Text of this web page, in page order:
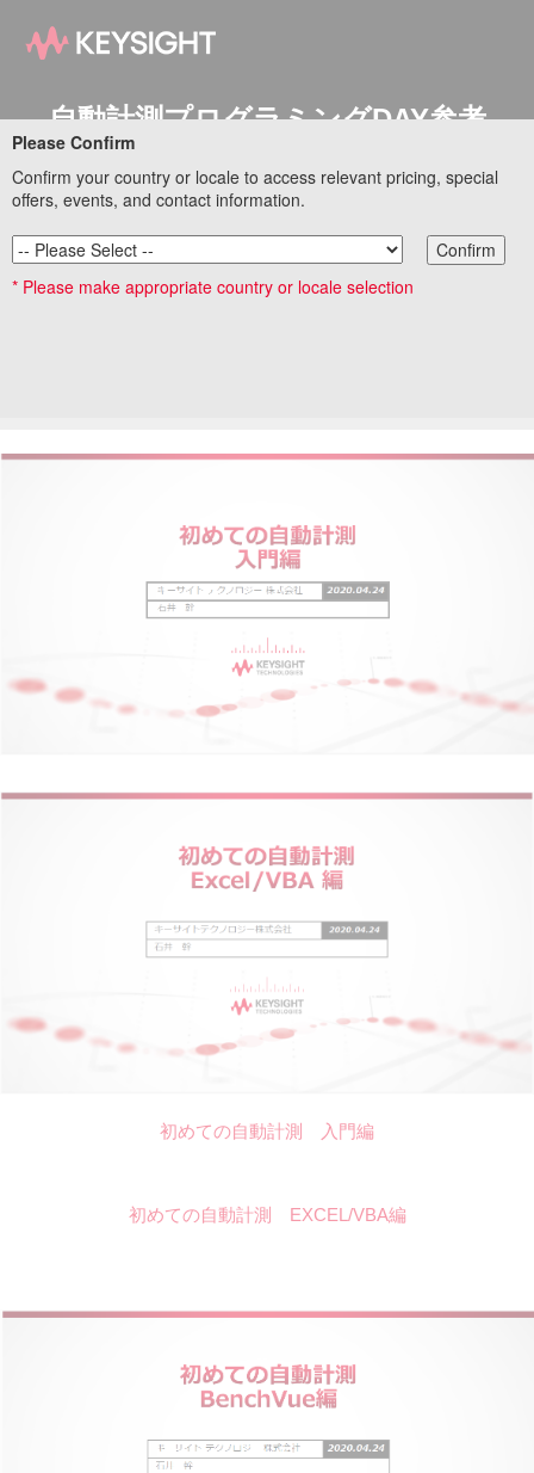
自動計測プログラミングDAY参考
自動計測プログラミングDAYにご参加いただき誠にありがと
うございました。
セミナーの中でご紹介しました自動計測関連のアプリケーシ
初めての自動計測 入門編
初めての自動計測 EXCEL/VBA編
Please Confirm
Confirm your country or locale to access relevant pricing, special
offers, events, and contact information.
Confirm
* Please make appropriate country or locale selection